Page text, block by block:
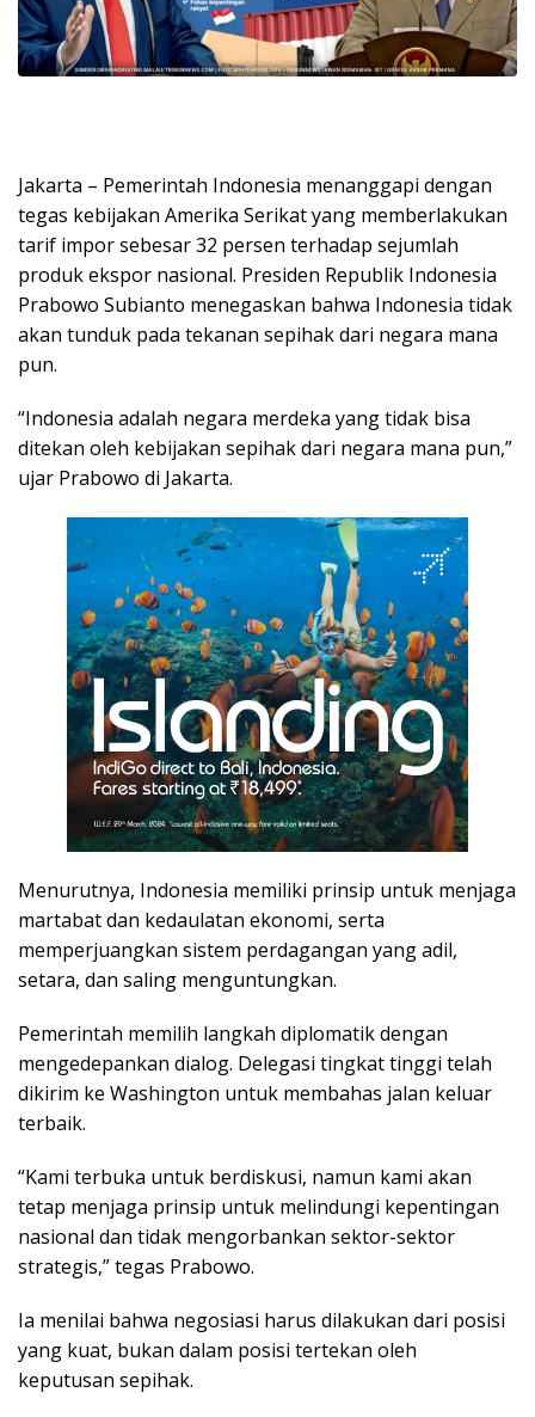
Jakarta – Pemerintah Indonesia menanggapi dengan
tegas kebijakan Amerika Serikat yang memberlakukan
tarif impor sebesar 32 persen terhadap sejumlah
produk ekspor nasional. Presiden Republik Indonesia
Prabowo Subianto menegaskan bahwa Indonesia tidak
akan tunduk pada tekanan sepihak dari negara mana
pun.
“Indonesia adalah negara merdeka yang tidak bisa
ditekan oleh kebijakan sepihak dari negara mana pun,”
ujar Prabowo di Jakarta.
Menurutnya, Indonesia memiliki prinsip untuk menjaga
martabat dan kedaulatan ekonomi, serta
memperjuangkan sistem perdagangan yang adil,
setara, dan saling menguntungkan.
Pemerintah memilih langkah diplomatik dengan
mengedepankan dialog. Delegasi tingkat tinggi telah
dikirim ke Washington untuk membahas jalan keluar
terbaik.
“Kami terbuka untuk berdiskusi, namun kami akan
tetap menjaga prinsip untuk melindungi kepentingan
nasional dan tidak mengorbankan sektor-sektor
strategis,” tegas Prabowo.
Ia menilai bahwa negosiasi harus dilakukan dari posisi
yang kuat, bukan dalam posisi tertekan oleh
keputusan sepihak.